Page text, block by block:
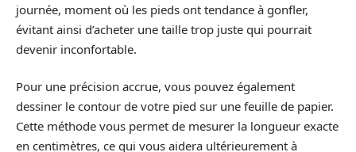
journée, moment où les pieds ont tendance à gonfler,
évitant ainsi d’acheter une taille trop juste qui pourrait
devenir inconfortable.
Pour une précision accrue, vous pouvez également
dessiner le contour de votre pied sur une feuille de papier.
Cette méthode vous permet de mesurer la longueur exacte
en centimètres, ce qui vous aidera ultérieurement à